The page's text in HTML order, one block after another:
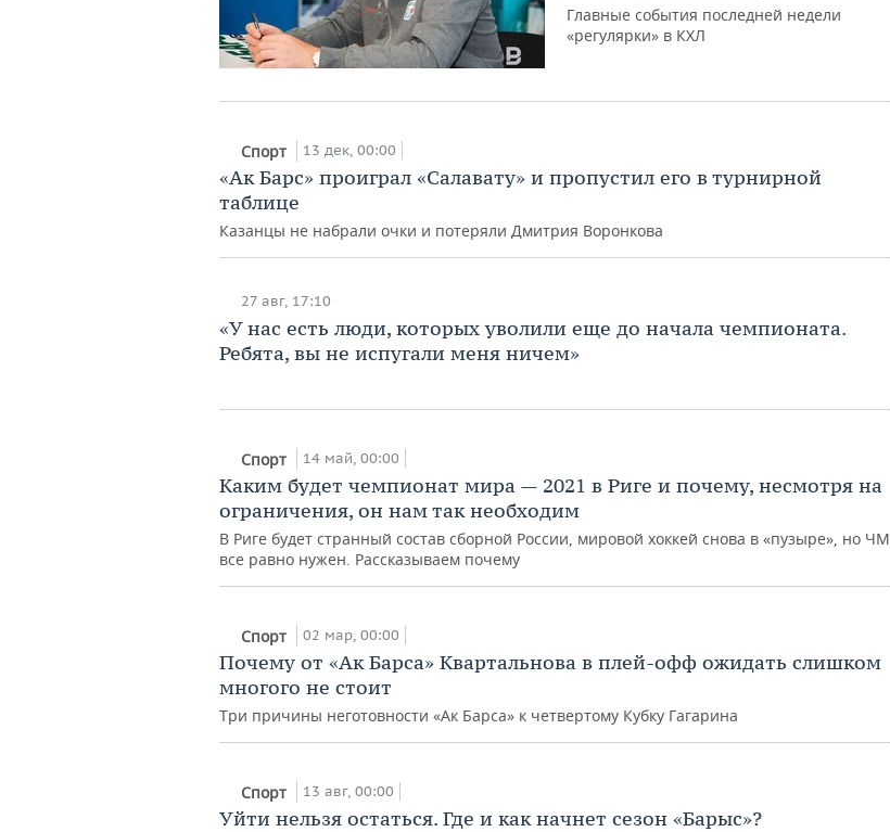
Главные события последней недели
«регулярки» в КХЛ
Спорт 13 дек, 00:00
«Ак Барс» проиграл «Салавату» и пропустил его в турнирной
таблице
Казанцы не набрали очки и потеряли Дмитрия Воронкова
27 авг, 17:10
«У нас есть люди, которых уволили еще до начала чемпионата.
Ребята, вы не испугали меня ничем»
Спорт 14 май, 00:00
Каким будет чемпионат мира — 2021 в Риге и почему, несмотря на
ограничения, он нам так необходим
В Риге будет странный состав сборной России, мировой хоккей снова в «пузыре», но ЧМ
все равно нужен. Рассказываем почему
Спорт 02 мар, 00:00
Почему от «Ак Барса» Квартальнова в плей-офф ожидать слишком
многого не стоит
Три причины неготовности «Ак Барса» к четвертому Кубку Гагарина
Спорт 13 авг, 00:00
Уйти нельзя остаться. Где и как начнет сезон «Барыс»?